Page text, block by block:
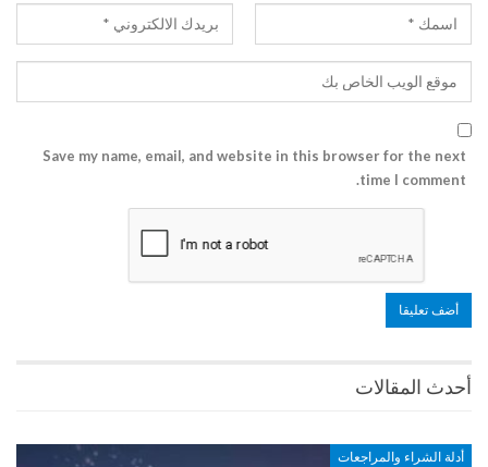
Save my name, email, and website in this browser for the next
time I comment.
أحدث المقالات
أدلة الشراء والمراجعات